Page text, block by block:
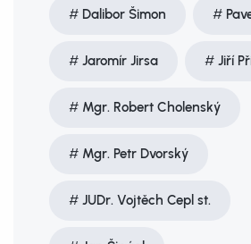
Dalibor Šimon
Jaromír Jirsa Jiří
Mgr. Robert Cholenský
Mgr. Petr Dvorský
JUDr. Vojtěch Cepl st.